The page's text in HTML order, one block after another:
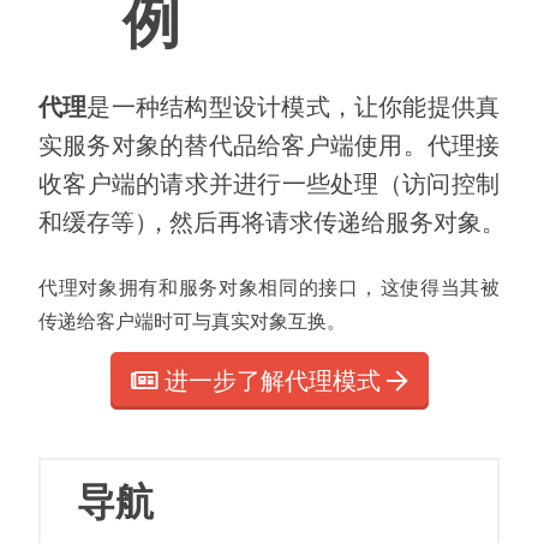
例
代理是一种结构型设计模式，
让你能提供真
实服务对象的替代品给客户端使用。 代理接
收客户端的请求并进行一些处理 （访问控制
和缓存等） 然后再将请求传递给服务对象。
代理对象拥有和服务对象相同的接口
这使得当其被
传递给客户端时可与真实对象互换。
进一步了解代理模式
导航